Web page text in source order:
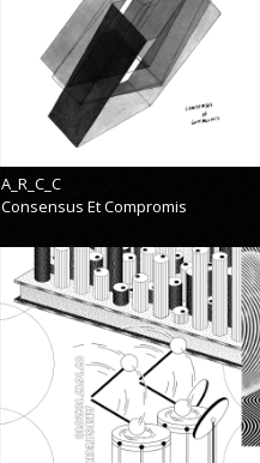
A_R_C_C
Consensus Et Compromis